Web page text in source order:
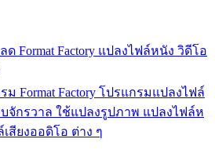
ลด Format Factory แปลงไฟล์หนัง วิดีโอ
Format Factory โปรแกรมแปลงไฟล์
จักรวาล ใช้แปลงรูปภาพ แปลงไฟล์ห
สียงออดิโอ ต่าง ๆ